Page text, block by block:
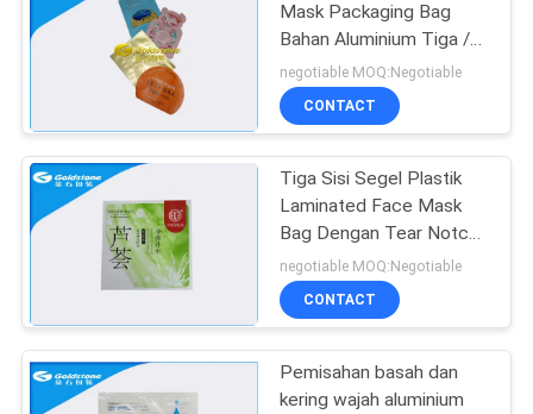
Mask Packaging Bag
Bahan Aluminium Tiga /
Empat Lapisan
negotiable MOQ:Negotiable
CONTACT
Tiga Sisi Segel Plastik
Laminated Face Mask
Bag Dengan Tear Notch,
Anti - Korosi
negotiable MOQ:Negotiable
CONTACT
Pemisahan basah dan
kering wajah aluminium